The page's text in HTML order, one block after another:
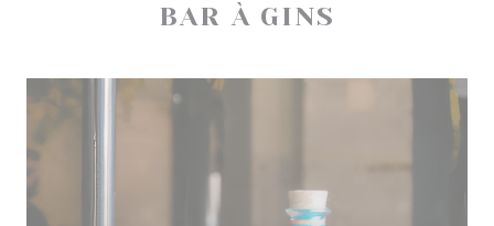
BAR À GINS